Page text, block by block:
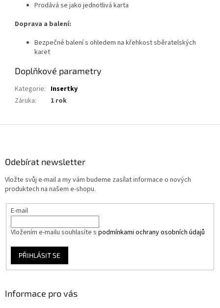
Prodává se jako jednotlivá karta
Doprava a balení:
Bezpečné balení s ohledem na křehkost sběratelských
karet
Doplňkové parametry
Kategorie: Insertky
Záruka: 1 rok
Odebírat newsletter
Vložte svůj e-mail a my vám budeme zasílat informace o nových
produktech na našem e-shopu.
E-mail
Vložením e-mailu souhlasíte s podmínkami ochrany osobních údajů
PŘIHLÁSIT SE
Informace pro vás